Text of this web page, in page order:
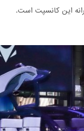
این کانسپت است.